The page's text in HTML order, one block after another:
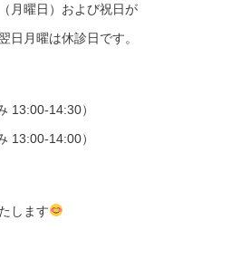
月曜日）および祝日が
日月曜は休診日です。
13:00-14:30）
13:00-14:00）
します